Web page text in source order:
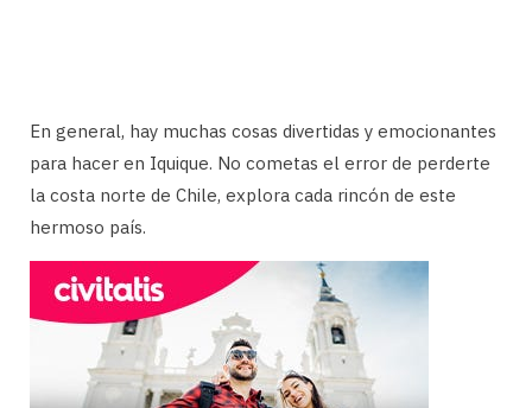
En general, hay muchas cosas divertidas y emocionantes
para hacer en Iquique. No cometas el error de perderte
la costa norte de Chile, explora cada rincón de este
hermoso país.